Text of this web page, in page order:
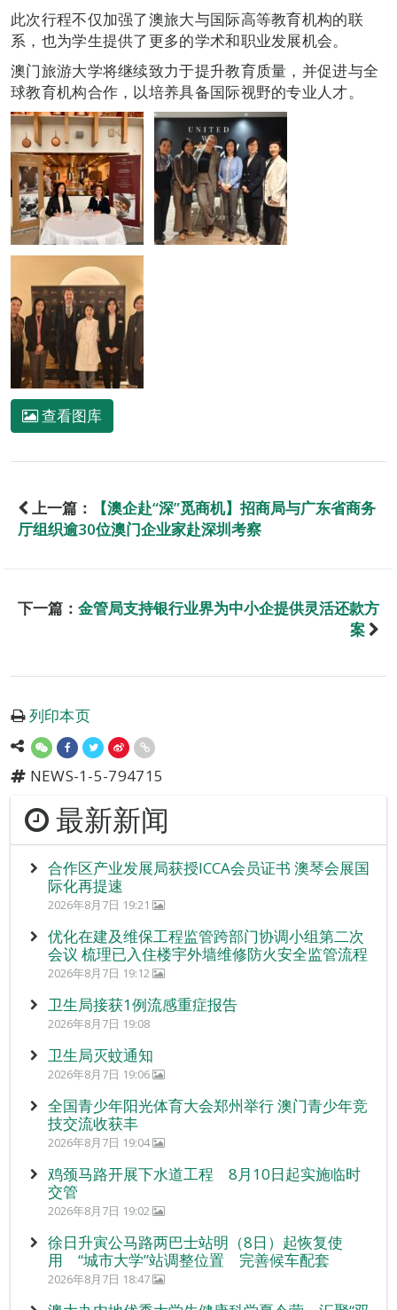
此次行程不仅加强了澳旅大与国际高等教育机构的联
系，也为学生提供了更多的学术和职业发展机会。
澳门旅游大学将继续致力于提升教育质量，并促进与全
球教育机构合作，以培养具备国际视野的专业人才。
查看图库
上一篇：
【澳企赴“深”觅商机】招商局与广东省商务
厅组织逾30位澳门企业家赴深圳考察
下一篇： 金管局支持银行业界为中小企提供灵活还款方
案
列印本页
NEWS-1-5-794715
最新新闻
合作区产业发展局获授ICCA会员证书 澳琴会展国
际化再提速
2026年8月7日 19:21
优化在建及维保工程监管跨部门协调小组第二次
会议 梳理已入住楼宇外墙维修防火安全监管流程
2026年8月7日 19:12
卫生局接获1例流感重症报告
2026年8月7日 19:08
卫生局灭蚊通知
2026年8月7日 19:06
全国青少年阳光体育大会郑州举行 澳门青少年竞
技交流收获丰
2026年8月7日 19:04
鸡颈马路开展下水道工程 8月10日起实施临时
交管
2026年8月7日 19:02
徐日升寅公马路两巴士站明（8日）起恢复使
用 “城市大学”站调整位置 完善候车配套
2026年8月7日 18:47